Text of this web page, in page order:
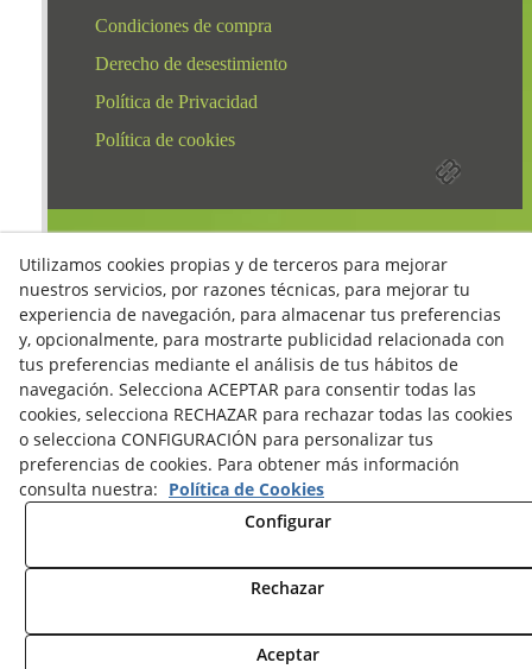
Condiciones de compra
Derecho de desestimiento
Política de Privacidad
Política de cookies
Utilizamos cookies propias y de terceros para mejorar
nuestros servicios, por razones técnicas, para mejorar tu
experiencia de navegación, para almacenar tus preferencias
y, opcionalmente, para mostrarte publicidad relacionada con
tus preferencias mediante el análisis de tus hábitos de
navegación. Selecciona ACEPTAR para consentir todas las
cookies, selecciona RECHAZAR para rechazar todas las cookies
o selecciona CONFIGURACIÓN para personalizar tus
preferencias de cookies. Para obtener más información
consulta nuestra: Política de Cookies
Configurar
Rechazar
Aceptar